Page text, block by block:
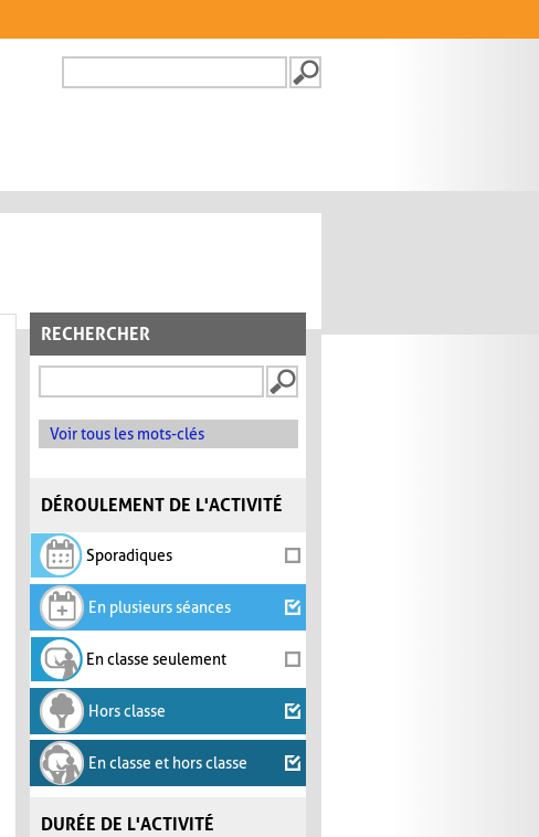
FORMULAIRE DE
RECHERCHER
Voir tous les mots-clés
DÉROULEMENT DE L'ACTIVITÉ
Sporadiques
En plusieurs séances
En classe seulement
Hors classe
En classe et hors classe
DURÉE DE L'ACTIVITÉ